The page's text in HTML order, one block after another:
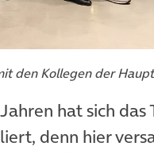
den Kollegen der
hat sich
denn hier